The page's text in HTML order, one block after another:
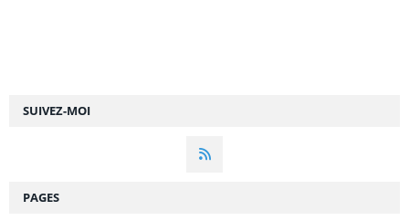
SUIVEZ-MOI
PAGES